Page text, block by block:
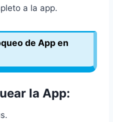
a la app.
de App en
la App: